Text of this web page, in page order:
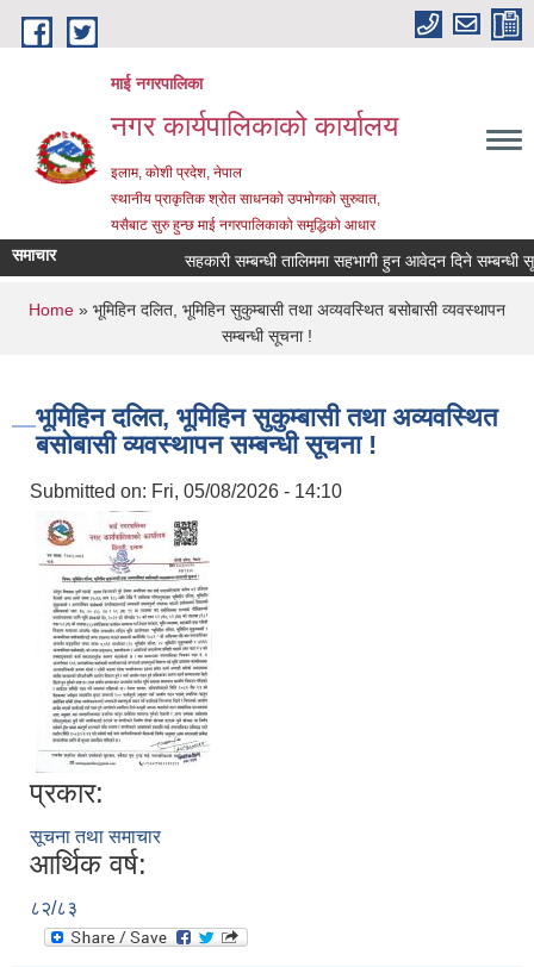
Skip to main content
माई नगरपालिका
नगर कार्यपालिकाको कार्यालय
इलाम, कोशी प्रदेश, नेपाल
स्थानीय प्राकृतिक श्रोत साधनको उपभोगको सुरुवात,
यसैबाट सुरु हुन्छ माई नगरपालिकाको समृद्धिको आधार
समाचार सहकारी सम्बन्धी तालिममा सहभागी हुन आवेदन दिने सम्बन्धी
You are here
Home » भूमिहिन दलित, भूमिहिन सुकुम्बासी तथा अव्यवस्थित बसोबासी व्यवस्थापन
सम्बन्धी सूचना !
भूमिहिन दलित, भूमिहिन सुकुम्बासी तथा अव्यवस्थित
बसोबासी व्यवस्थापन सम्बन्धी सूचना !
Submitted on: Fri, 05/08/2026 - 14:10
प्रकार:
सूचना तथा समाचार
आर्थिक वर्ष:
८२/८३